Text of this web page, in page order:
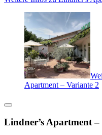
Apartment – Variante 2
Lindner’s Apartment –